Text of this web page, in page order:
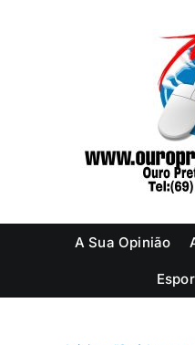
A Sua Opinião